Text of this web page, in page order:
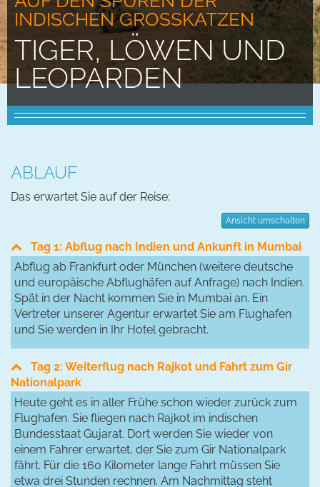
INDISCHEN GROSSKATZEN
TIGER, LÖWEN UND
LEOPARDEN
ABLAUF
Das erwartet Sie auf der Reise:
Ansicht umschalten
Tag 1: Abflug nach Indien und Ankunft in Mumbai
Abflug ab Frankfurt oder München (weitere deutsche
und europäische Abflughäfen auf Anfrage) nach Indien.
Spät in der Nacht kommen Sie in Mumbai an. Ein
Vertreter unserer Agentur erwartet Sie am Flughafen
und Sie werden in Ihr Hotel gebracht.
Tag 2: Weiterflug nach Rajkot und Fahrt zum Gir
Nationalpark
Heute geht es in aller Frühe schon wieder zurück zum
Flughafen. Sie fliegen nach Rajkot im indischen
Bundesstaat Gujarat. Dort werden Sie wieder von
einem Fahrer erwartet, der Sie zum Gir Nationalpark
fährt. Für die 160 Kilometer lange Fahrt müssen Sie
etwa drei Stunden rechnen. Am Nachmittag steht